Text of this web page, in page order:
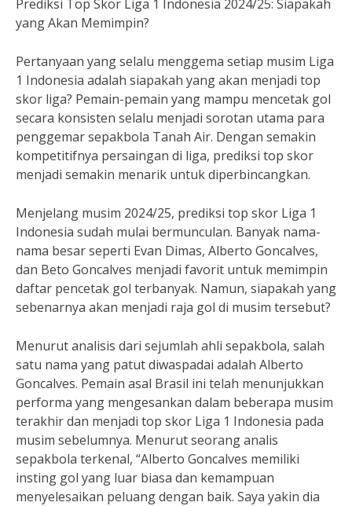
Prediksi Top Skor Liga 1 Indonesia 2024/25: Siapakah
yang Akan Memimpin?
Pertanyaan yang selalu menggema setiap musim Liga
1 Indonesia adalah siapakah yang akan menjadi top
skor liga? Pemain-pemain yang mampu mencetak gol
secara konsisten selalu menjadi sorotan utama para
penggemar sepakbola Tanah Air. Dengan semakin
kompetitifnya persaingan di liga, prediksi top skor
menjadi semakin menarik untuk diperbincangkan.
Menjelang musim 2024/25, prediksi top skor Liga 1
Indonesia sudah mulai bermunculan. Banyak nama-
nama besar seperti Evan Dimas, Alberto Goncalves,
dan Beto Goncalves menjadi favorit untuk memimpin
daftar pencetak gol terbanyak. Namun, siapakah yang
sebenarnya akan menjadi raja gol di musim tersebut?
Menurut analisis dari sejumlah ahli sepakbola, salah
satu nama yang patut diwaspadai adalah Alberto
Goncalves. Pemain asal Brasil ini telah menunjukkan
performa yang mengesankan dalam beberapa musim
terakhir dan menjadi top skor Liga 1 Indonesia pada
musim sebelumnya. Menurut seorang analis
sepakbola terkenal, “Alberto Goncalves memiliki
insting gol yang luar biasa dan kemampuan
menyelesaikan peluang dengan baik. Saya yakin dia